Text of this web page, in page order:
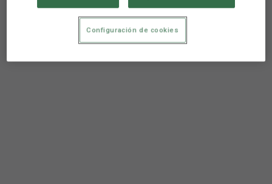
Configuración de cookies